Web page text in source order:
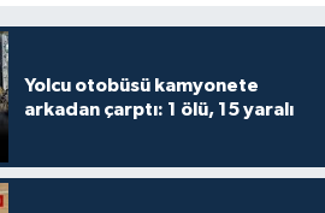
Yolcu otobüsü kamyonete
arkadan çarptı: 1 ölü, 15 yaralı